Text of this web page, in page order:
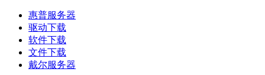
惠普服务器
驱动下载
软件下载
文件下载
戴尔服务器